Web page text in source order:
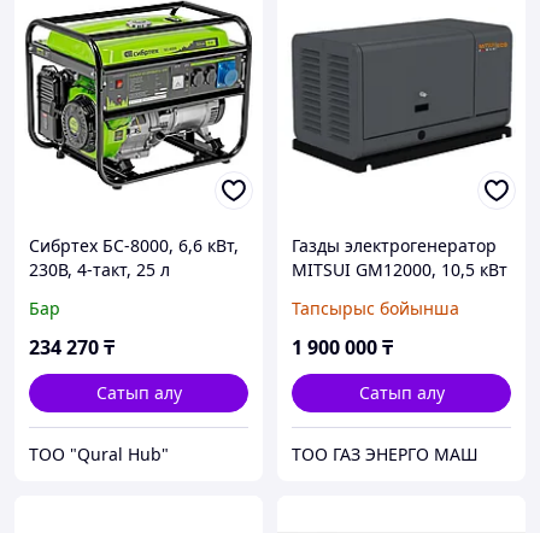
Сибртех БС-8000, 6,6 кВт,
230В, 4-такт, 25 л
стартері
Бар
234 270₸
Сатып алу
ТОО "Qural Hub"
Газды электрогенератор
MITSUI GM12000, 10,5 кВт
Тапсырыс бойынша
1 900 000₸
Сатып алу
ТОО ГАЗ ЭНЕРГО МАШ